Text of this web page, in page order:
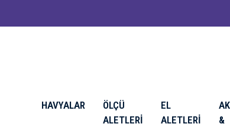
HAVYALAR
ÖLÇÜ
ALETLERİ
EL
ALETLERİ
&